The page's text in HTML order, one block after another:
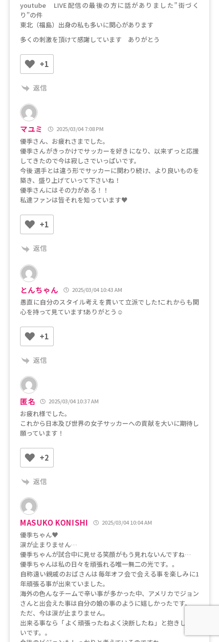
youtube LIVE配信の最後の方に話がありました”街づく
り”の件
東北（福島）出身の私も多いに関心があります
多くの刺激を頂けて感謝しています ありがとう
+1
返信
マユミ 2025/03/04 7:08 PM
優季さん、お疲れさまでした。
優季さんがきっかけでサッカーを好きになり、以来ずっと応援
してきたので今は寂しさでいっぱいです。
今後 選手とは違う形でサッカーに関わり続け、より良いものを
築き、盛り上げていって下さいね！
優季さんにはその力がある！！
私達ファンは皆それを知っています♥
+1
返信
とんちゃん 2025/03/04 10:43 AM
愚直に自分のスタイル考えを貫いて立派でした❗これからも関
心を持って見ています❗ありがとう☺️
+1
返信
匿名 2025/03/04 10:37 AM
お疲れ様でした。
これから日本及び世界の女子サッカーへの貢献を大いに期待し
願っています！
+2
返信
MASUKO KONISHI 2025/03/04 10:04 AM
優季ちゃん♥
涙が止まりません…
優季ちゃんが試合中に見せる笑顔がもう見れないんですね…
優季ちゃんは私の日々を頑張れる唯一無二の光です。。
自称遠い親戚のおばさんは毎年オフ会で会える事を楽しみに1
年頑張る事が出来ていました。
海外の色んなチームで辛い事が多かった中、アメリカでジョン
さんと出会えた事は自分の娘の事のように嬉しかったです。
ただ、今は涙が止まりません。
出来る事なら「よく頑張ったねよく決断したね」と抱きしめた
いです。。